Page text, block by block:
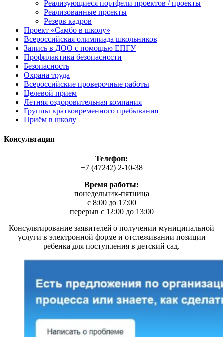
Реализующиеся портфели проектов / проекты
Реализованные проекты
Резерв кадров
Проект «Самбо в школу»
Всероссийская олимпиада школьников
Запись в ДОО с помощью ЕПГУ
Профилактика безопасности
Безопасность
Охрана труда
Всероссийские проверочные работы
Целевой прием
Летняя оздоровительная компания
Группы кратковременного пребывания
Приём в школу
Консультация
Телефон:
+7 (47242) 2-10-38
Время работы:
понедельник-пятница
с 8:00 до 17:00
перерыв с 12:00 до 13:00
Консультирование заявителей о получении муниципальной
услуги в электронной форме и отслеживании позиции
ребенка для поступления в детский сад.